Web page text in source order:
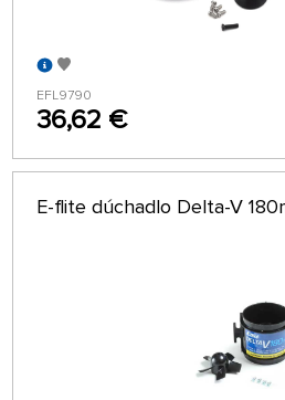
EFL9790
36,62 €
E-flite dúchadlo Delta-V